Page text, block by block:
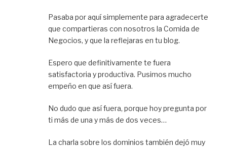
Pasaba por aquí simplemente para agradecerte
que compartieras con nosotros la Comida de
Negocios, y que la reflejaras en tu blog.
Espero que definitivamente te fuera
satisfactoria y productiva. Pusimos mucho
empeño en que así fuera.
No dudo que así fuera, porque hoy pregunta por
ti más de una y más de dos veces…
La charla sobre los dominios también dejó muy